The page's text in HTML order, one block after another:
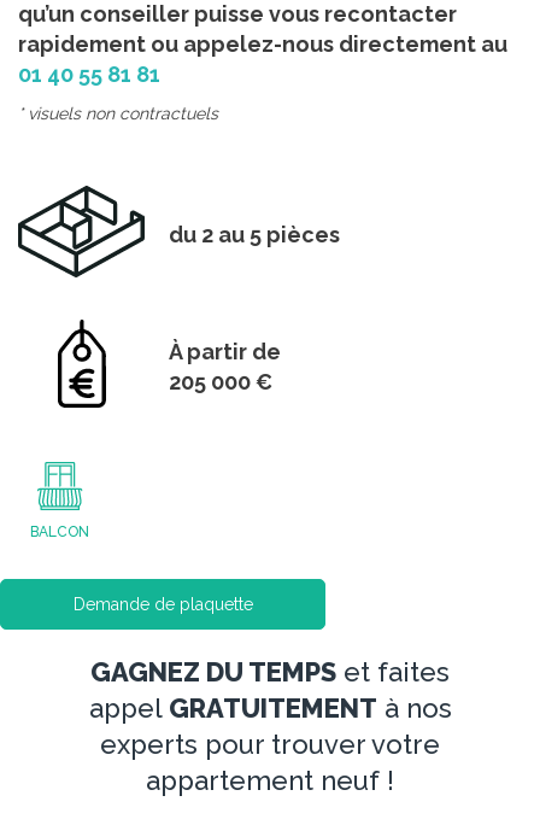
qu’un conseiller puisse vous recontacter
rapidement ou appelez-nous directement au
01 40 55 81 81
* visuels non contractuels
du 2 au 5 pièces
À partir de
205 000 €
BALCON
Demande de plaquette
GAGNEZ DU TEMPS et faites
appel GRATUITEMENT à nos
experts pour trouver votre
appartement neuf !